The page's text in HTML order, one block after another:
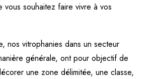
vous souhaitez faire vivre à vos
nos vitrophanies dans un secteur
générale, ont pour objectif de
une zone délimitée, une classe,